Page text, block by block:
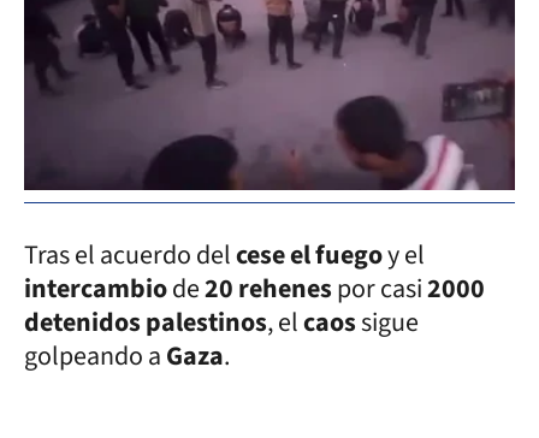
Tras el acuerdo delcese el fuegoy el
intercambiode20 rehenespor casi2000
detenidos palestinos, elcaossigue
golpeando aGaza.